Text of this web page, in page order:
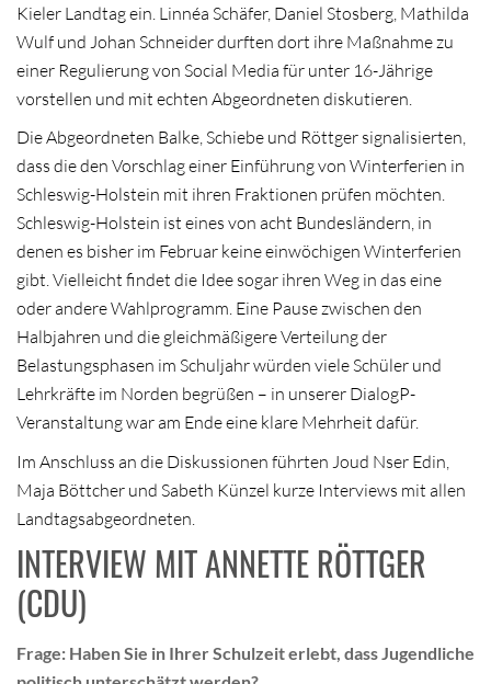
Kieler Landtag ein. Linnéa Schäfer, Daniel Stosberg, Mathilda
Wulf und Johan Schneider durften dort ihre Maßnahme zu
einer Regulierung von Social Media für unter 16-Jährige
vorstellen und mit echten Abgeordneten diskutieren.
Die Abgeordneten Balke, Schiebe und Röttger signalisierten,
dass die den Vorschlag einer Einführung von Winterferien in
Schleswig-Holstein mit ihren Fraktionen prüfen möchten.
Schleswig-Holstein ist eines von acht Bundesländern, in
denen es bisher im Februar keine einwöchigen Winterferien
gibt. Vielleicht findet die Idee sogar ihren Weg in das eine
oder andere Wahlprogramm. Eine Pause zwischen den
Halbjahren und die gleichmäßigere Verteilung der
Belastungsphasen im Schuljahr würden viele Schüler und
Lehrkräfte im Norden begrüßen – in unserer DialogP-
Veranstaltung war am Ende eine klare Mehrheit dafür.
Im Anschluss an die Diskussionen führten Joud Nser Edin,
Maja Böttcher und Sabeth Künzel kurze Interviews mit allen
Landtagsabgeordneten.
INTERVIEW MIT ANNETTE RÖTTGER
(CDU)
Frage: Haben Sie in Ihrer Schulzeit erlebt, dass Jugendliche